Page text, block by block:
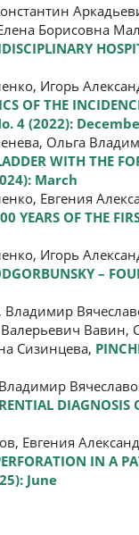
Борисовна
Игорь
OF THE
4 (2022):
Ольга
WITH THE
March
Евгения
YEARS OF THE
Игорь
–
Вавин,
Сизинцева,
DIAGNOSIS
Евгения
IN A
June